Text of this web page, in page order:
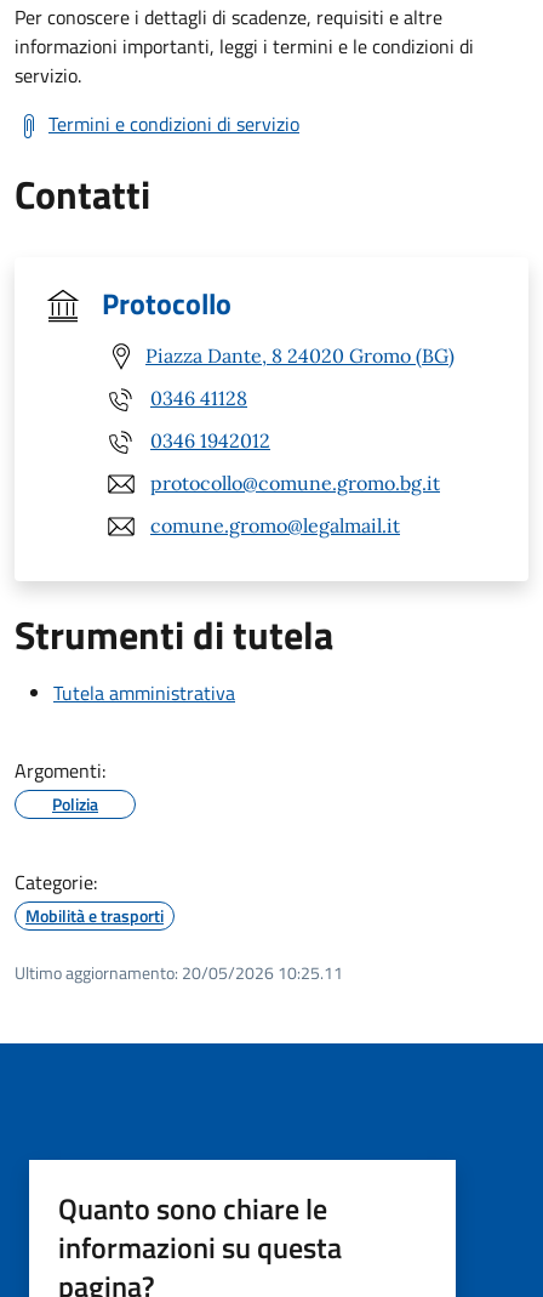
Per conoscere i dettagli di scadenze, requisiti e altre
informazioni importanti, leggi i termini e le condizioni di
servizio.
Termini e condizioni di servizio
Contatti
Protocollo
Piazza Dante, 8 24020 Gromo (BG)
0346 41128
0346 1942012
protocollo@comune.gromo.bg.it
comune.gromo@legalmail.it
Strumenti di tutela
Tutela amministrativa
Argomenti:
Polizia
Categorie:
Mobilità e trasporti
Ultimo aggiornamento: 20/05/2026 10:25.11
Quanto sono chiare le
informazioni su questa
pagina?